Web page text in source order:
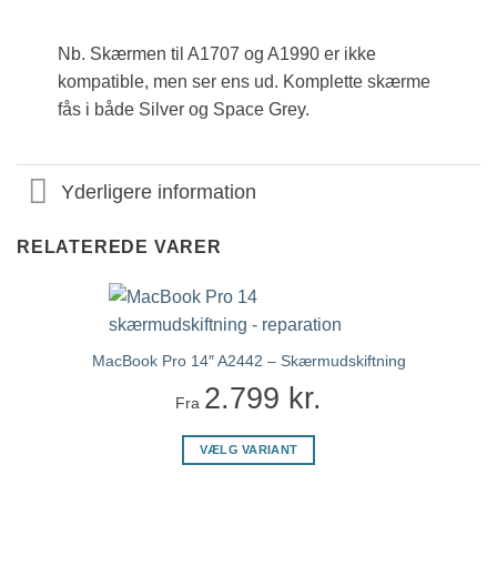
Nb. Skærmen til A1707 og A1990 er ikke
kompatible, men ser ens ud. Komplette skærme
fås i både Silver og Space Grey.
Yderligere information
RELATEREDE VARER
MacBook Pro 14″ A2442 – Skærmudskiftning
Fra 2.799 kr.
VÆLG VARIANT